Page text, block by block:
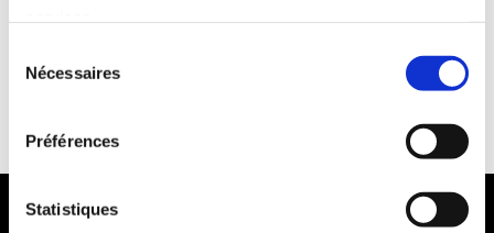
Nécessaires
Préférences
Statistiques